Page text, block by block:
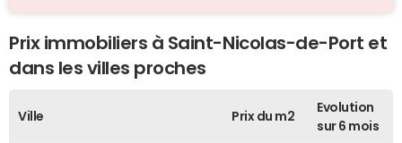
Prix immobiliers à Saint-Nicolas-de-Port et
dans les villes proches
Ville Prix du m2
Evolution
sur 6 mois